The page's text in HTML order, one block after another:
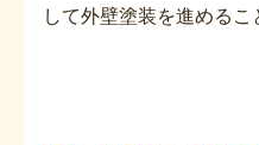
して外壁塗装を進めるこ